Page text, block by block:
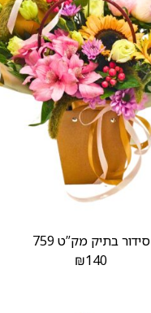
סידור בתיק מק”ט 759
₪140